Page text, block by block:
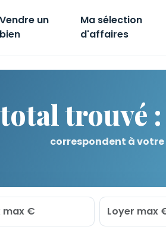
Vendre un
bien
Ma sélection
d'affaires
trouvé :
correspondent à